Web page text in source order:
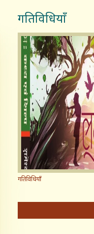
गतिविधियाँ
गतिविधियाँ